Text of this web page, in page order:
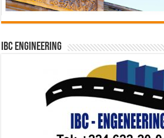
IBC Engineering